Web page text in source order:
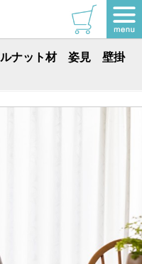
ナット材 姿見 壁掛